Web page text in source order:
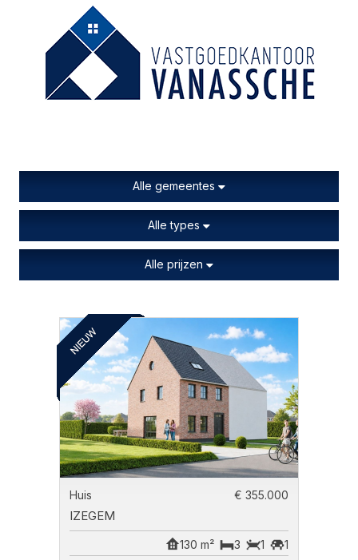
Alle gemeentes
Alle types
Alle prijzen
Huis € 355.000
IZEGEM
1
1
3
130 m²